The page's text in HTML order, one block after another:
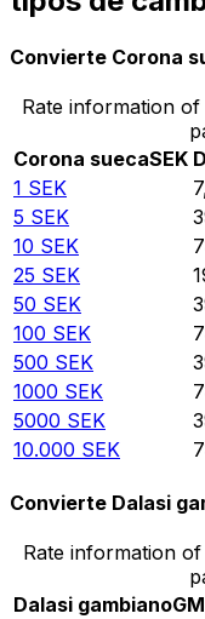
Convierte Corona
Rate information
Corona suecaSEK
1 SEK
5 SEK
10 SEK
25 SEK
50 SEK
100 SEK
500 SEK
1000 SEK
5000 SEK
10.000 SEK
Convierte Dalasi
Rate information
Dalasi gambiano